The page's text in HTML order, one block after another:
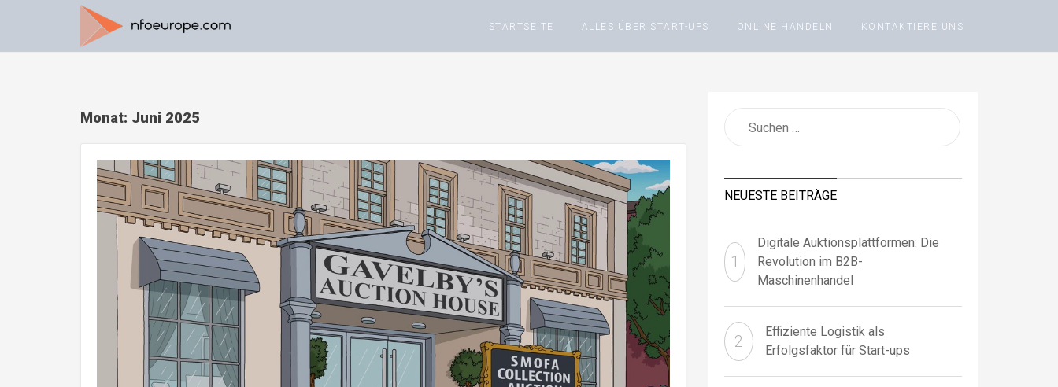
STARTSEITE ALLES ÜBER START-UPS ONLINE HANDELN KONTAKTIERE UNS
Monat: Juni 2025
NEUESTE BEITRÄGE
Digitale Auktionsplattformen: Die
Revolution im B2B-
Maschinenhandel
Effiziente Logistik als
Erfolgsfaktor für Start-ups